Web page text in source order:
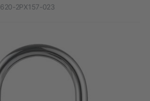
620-2PX157-023